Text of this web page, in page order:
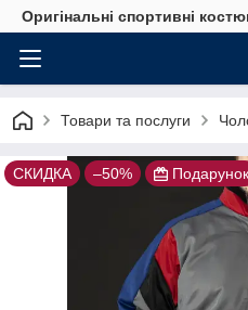
Оригінальні спортивні
Товари та послуги
СКИДКА –50% Подарунок